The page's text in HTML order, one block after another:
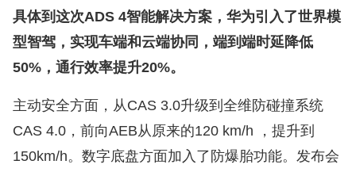
具体到这次ADS 4智能解决方案，华为引入了世界模
型智驾，实现车端和云端协同，端到端时延降低
50%，通行效率提升20%。
主动安全方面，从CAS 3.0升级到全维防碰撞系统
CAS 4.0，前向AEB从原来的120 km/h ，提升到
150km/h。数字底盘方面加入了防爆胎功能。发布会